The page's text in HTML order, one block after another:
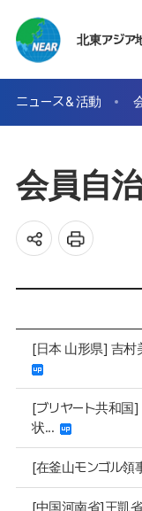
北東アジア
ニュース＆活動
会員自
[日本 山形県] 吉村
[ブリヤート共和国
状...
[在釜山モンゴル領
[中国河南省]王凱